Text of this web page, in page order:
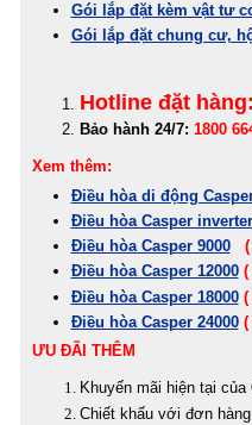
Gói lắp đặt kèm vật tư
Gói lắp đặt chung cư,
Hotline đặt hàng:
Bảo hành 24/7: 1800
Xem thêm:
Điều hòa di động
Điều hòa Casper inverter
Điều hòa Casper 9000
Điều hòa Casper 12000 (
Điều hòa Casper 18000 (
Điều hòa Casper 24000 (
ƯU ĐÃI THÊM
Khuyến mãi hiện tại của
Chiết khấu với đơn